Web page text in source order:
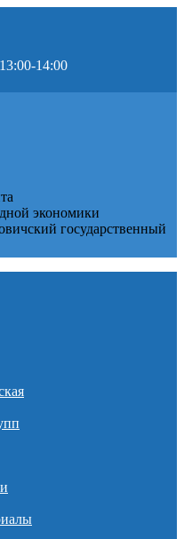
14:00
экономики
государственный